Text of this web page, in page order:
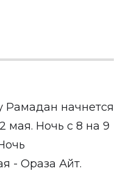
Рамадан начнется
мая. Ночь с 8 на 9
- Ораза Айт.